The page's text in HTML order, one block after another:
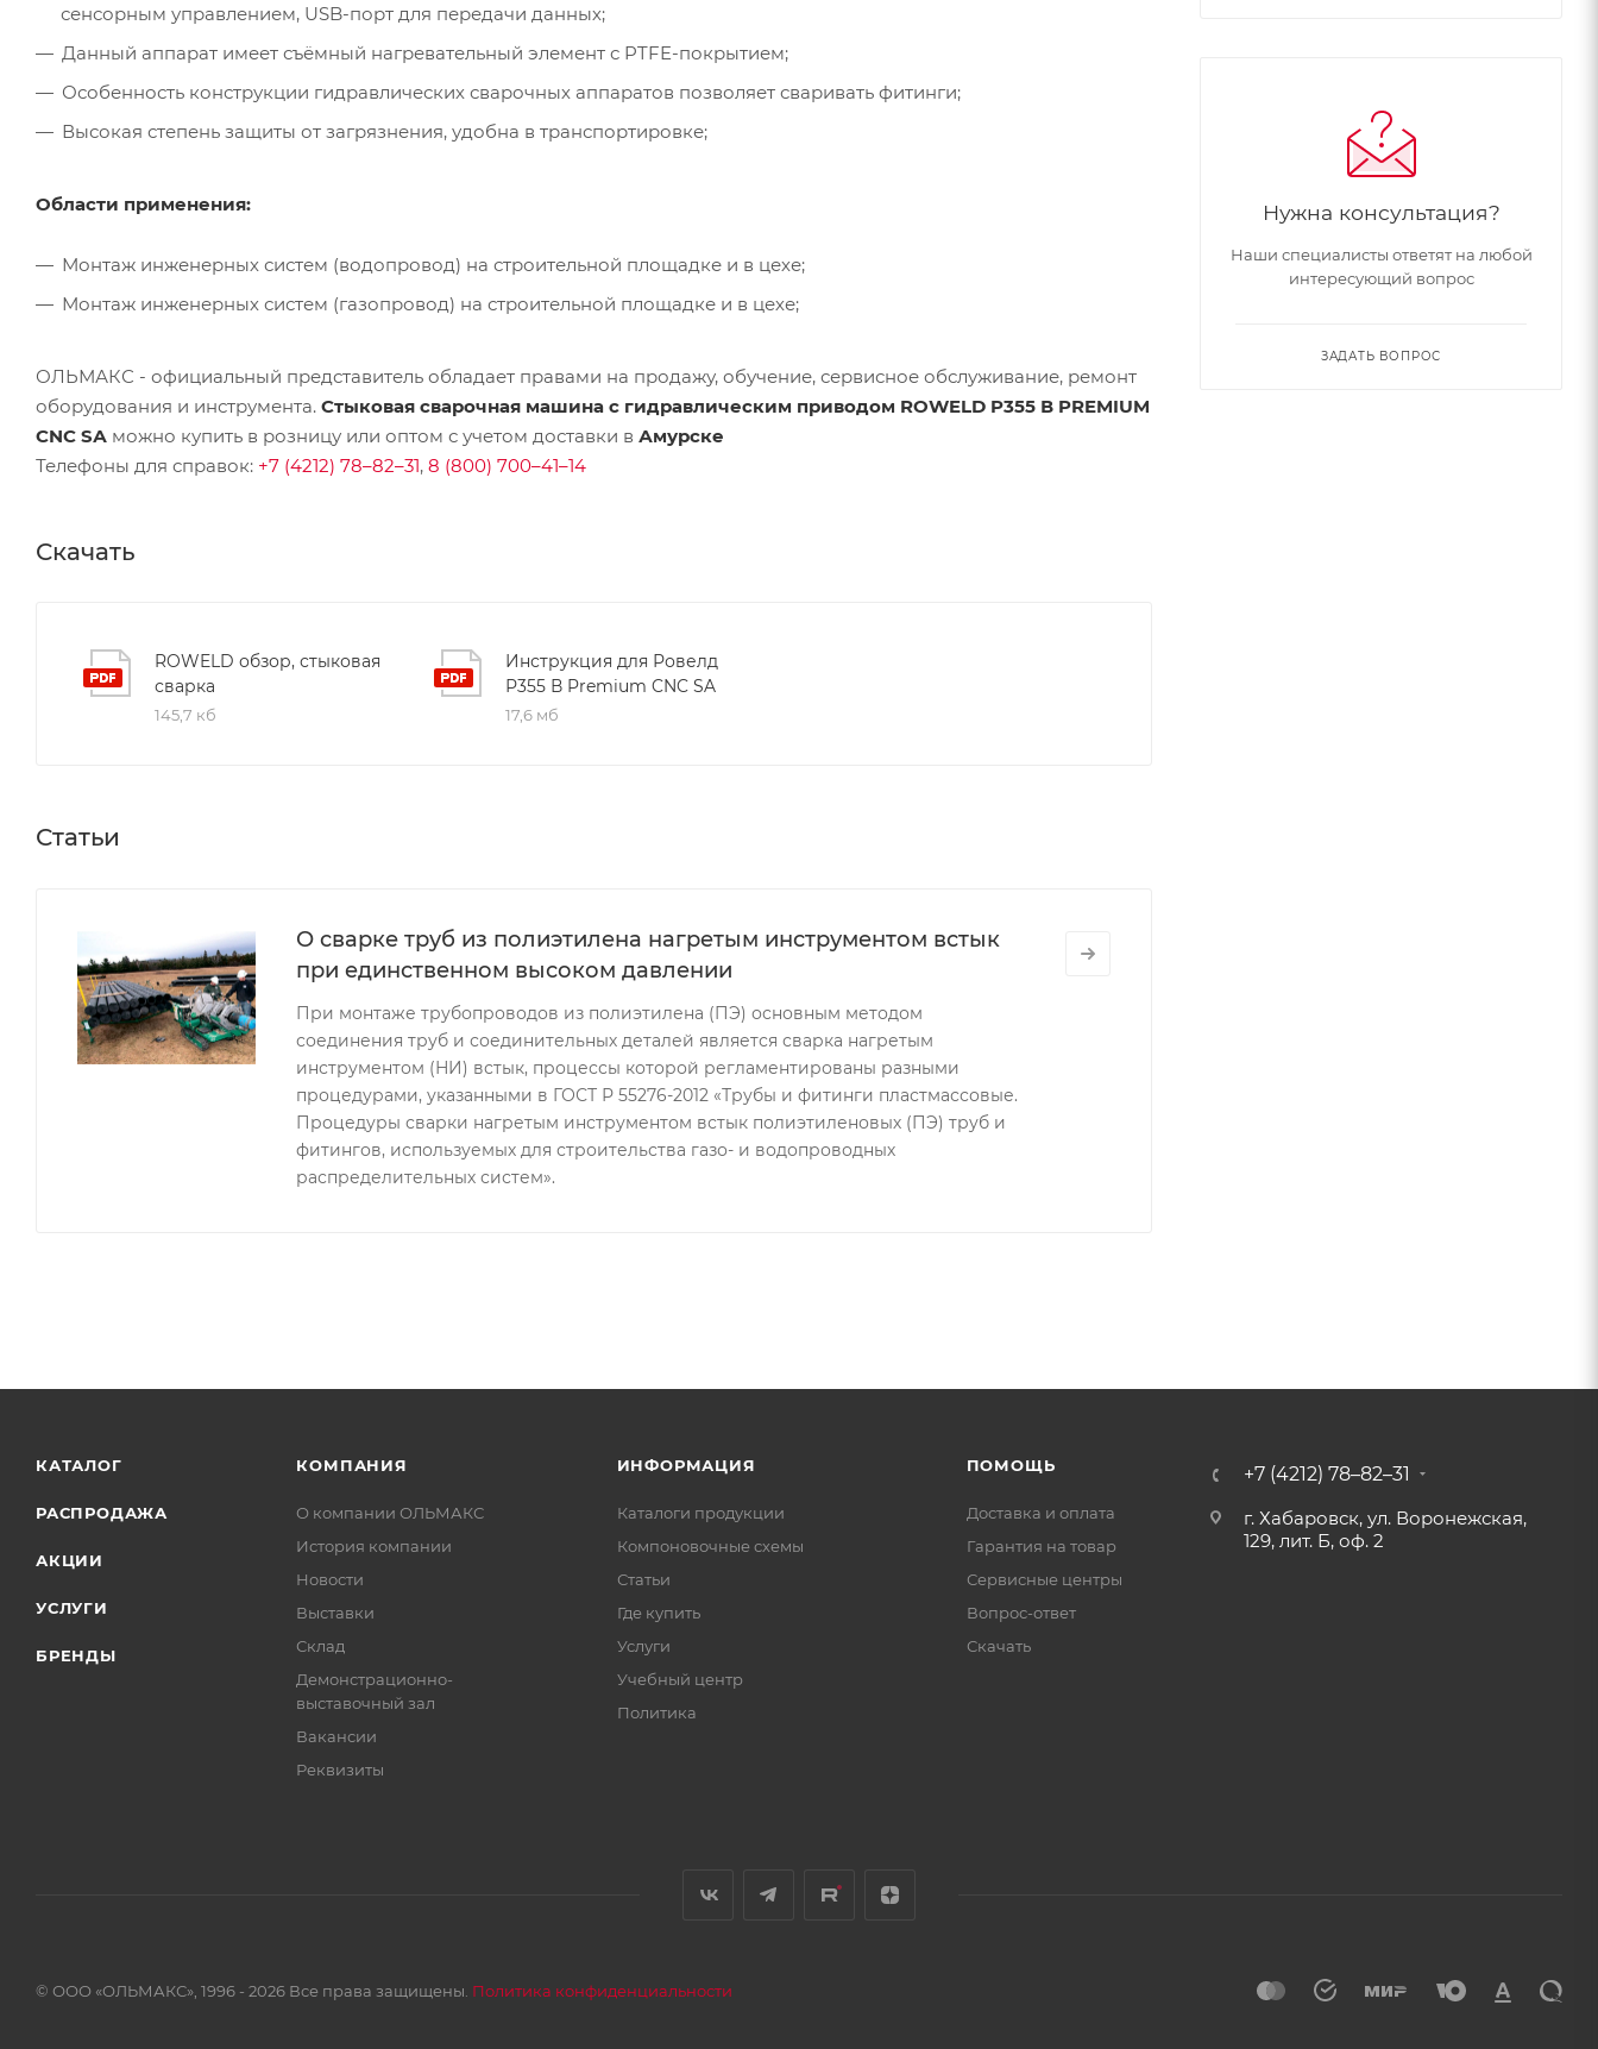
сенсорным управлением, USB-порт для передачи данных;
Данный аппарат имеет съёмный нагревательный элемент с PTFE-покрытием;
Особенность конструкции гидравлических сварочных аппаратов позволяет сваривать фитинги;
Высокая степень защиты от загрязнения, удобна в транспортировке;
Области применения:
Монтаж инженерных систем (водопровод) на строительной площадке и в цехе;
Монтаж инженерных систем (газопровод) на строительной площадке и в цехе;
ОЛЬМАКС - официальный представитель обладает правами на продажу, обучение, сервисное обслуживание, ремонт
оборудования и инструмента. Стыковая сварочная машина с гидравлическим приводом ROWELD P355 В PREMIUM
CNC SА можно купить в розницу или оптом с учетом доставки в Амурске
Телефоны для справок: +7 (4212) 78–82–31, 8 (800) 700–41–14
Скачать
ROWELD обзор, стыковая
сварка
145,7 кб
Инструкция для Ровелд
Р355 В Premium CNC SA
17,6 мб
Статьи
О сварке труб из полиэтилена нагретым инструментом встык
при единственном высоком давлении
При монтаже трубопроводов из полиэтилена (ПЭ) основным методом
соединения труб и соединительных деталей является сварка нагретым
инструментом (НИ) встык, процессы которой регламентированы разными
процедурами, указанными в ГОСТ Р 55276-2012 «Трубы и фитинги пластмассовые.
Процедуры сварки нагретым инструментом встык полиэтиленовых (ПЭ) труб и
фитингов, используемых для строительства газо- и водопроводных
распределительных систем».
Нужна консультация?
Наши специалисты ответят на любой
интересующий вопрос
ЗАДАТЬ ВОПРОС
КАТАЛОГ
РАСПРОДАЖА
АКЦИИ
УСЛУГИ
БРЕНДЫ
КОМПАНИЯ
О компании ОЛЬМАКС
История компании
Новости
Выставки
Склад
Демонстрационно-
выставочный зал
Вакансии
Реквизиты
ИНФОРМАЦИЯ
Каталоги продукции
Компоновочные схемы
Статьи
Где купить
Услуги
Учебный центр
Политика
ПОМОЩЬ
Доставка и оплата
Гарантия на товар
Сервисные центры
Вопрос-ответ
Скачать
+7 (4212) 78–82–31
г. Хабаровск, ул. Воронежская,
129, лит. Б, оф. 2
© ООО «ОЛЬМАКС», 1996 - 2026 Все права защищены. Политика конфиденциальности